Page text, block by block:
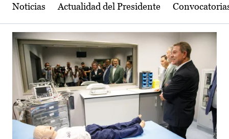
Noticias Actualidad del Presidente